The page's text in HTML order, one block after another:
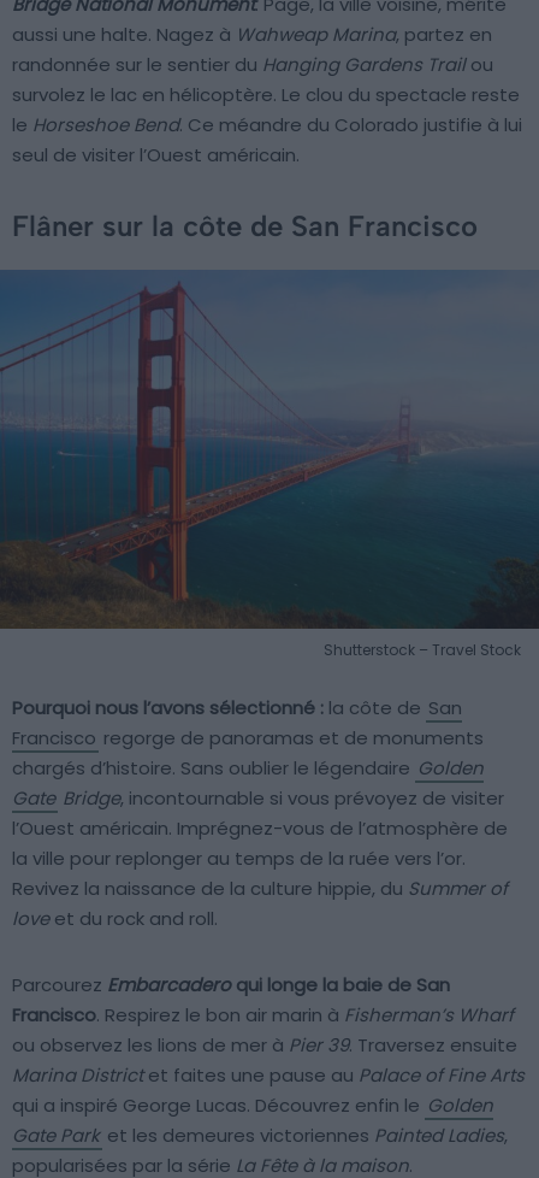
aussi une halte. Nagez à Wahweap Marina, partez en
randonnée sur le sentier du Hanging Gardens Trailou
survolez le lac en hélicoptère. Le clou du spectacle reste
le Horseshoe Bend. Ce méandre du Colorado justifie à lui
seul de visiter l’Ouest américain.
Flâner sur la côte de San Francisco
Shutterstock – Travel Stock
Pourquoi nous l’avons sélectionné : la côte de San
Francisco regorge de panoramas et de monuments
chargés d’histoire. Sans oublier le légendaire Golden
Gate Bridge, incontournable si vous prévoyez de visiter
l’Ouest américain. Imprégnez-vous de l’atmosphère de
la ville pour replonger au temps de la ruée vers l’or.
Revivez la naissance de la culture hippie, du Summer of
loveet du rock and roll.
Parcourez Embarcaderoqui longe la baie de San
Francisco. Respirez le bon air marin à Fisherman’s Wharf
ou observez les lions de mer à Pier 39. Traversez ensuite
Marina Districtet faites une pause au Palace of Fine Arts
qui a inspiré George Lucas. Découvrez enfin le Golden
Gate Park et les demeures victoriennes Painted Ladies,
popularisées par la série La Fête à la maison.